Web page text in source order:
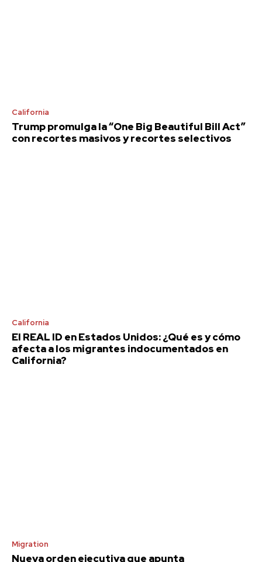
California
Trump promulga la “One Big Beautiful Bill Act”
con recortes masivos y recortes selectivos
California
El REAL ID en Estados Unidos: ¿Qué es y cómo
afecta a los migrantes indocumentados en
California?
Migration
Nueva orden ejecutiva que apunta